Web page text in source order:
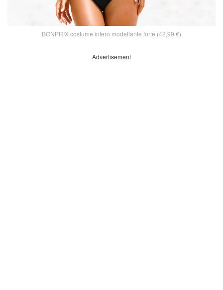
BONPRIX costume intero modellante forte (42,99 €)
Advertisement